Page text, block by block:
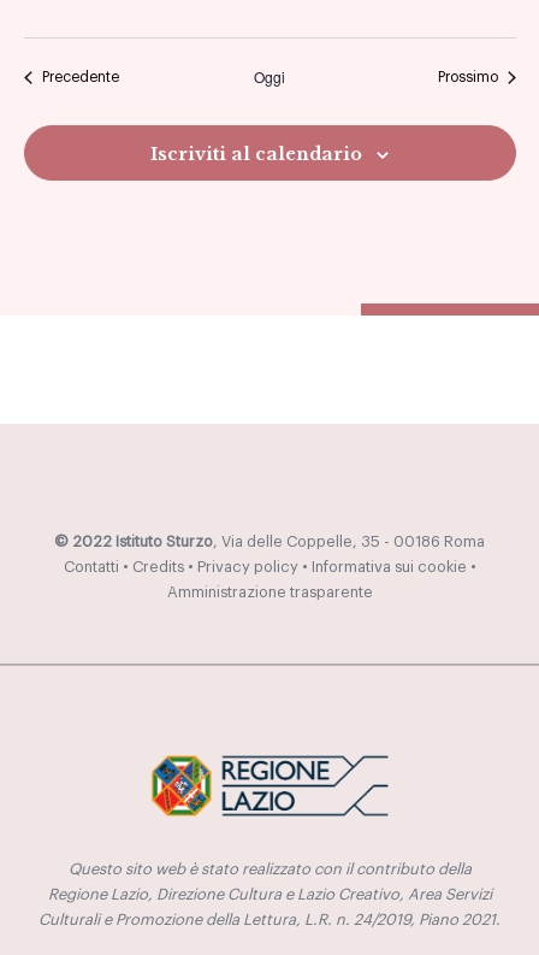
PrecedenteEventi Oggi ProssimoEventi
Iscriviti al calendario
© 2022 Istituto Sturzo, Via delle Coppelle, 35 - 00186 Roma
Contatti • Credits• Privacy policy• Informativa sui cookie •
Amministrazione trasparente
Questo sito web è stato realizzato con il contributo della
Regione Lazio, Direzione Cultura e Lazio Creativo, Area Servizi
Culturali e Promozione della Lettura, L.R. n. 24/2019, Piano 2021.